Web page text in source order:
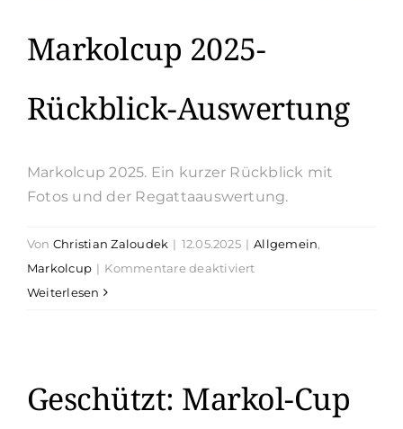
Markolcup 2025-
Rückblick-Auswertung
Markolcup 2025. Ein kurzer Rückblick mit
Fotos und der Regattaauswertung.
Von Christian Zaloudek | 12.05.2025 | Allgemein,
Markolcup | Kommentare deaktiviertfür
Weiterlesen
Geschützt: Markol-Cup